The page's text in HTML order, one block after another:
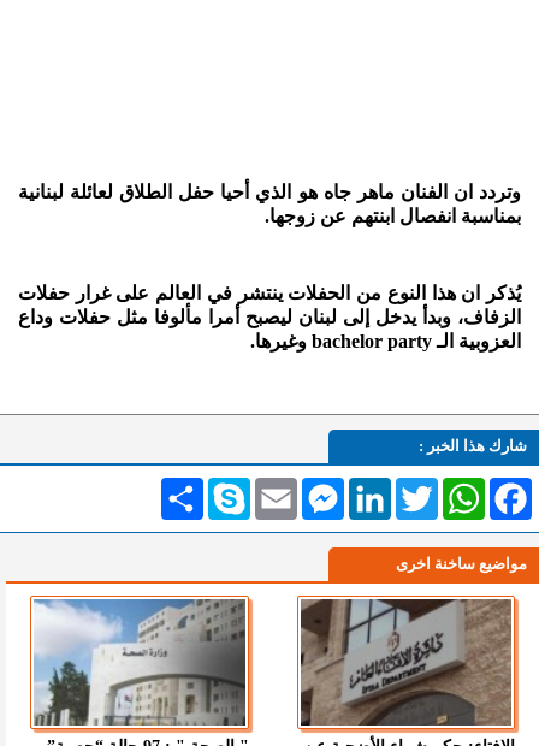
وتردد ان الفنان ماهر جاه هو الذي أحيا حفل الطلاق لعائلة لبنانية
بمناسبة انفصال ابنتهم عن زوجها.
يُذكر ان هذا النوع من الحفلات ينتشر في العالم على غرار حفلات
الزفاف، وبدأ يدخل إلى لبنان ليصبح أمرا مألوفا مثل حفلات وداع
العزوبية الـ bachelor party وغيرها.
شارك هذا الخبر :
انشر Skype Email
MessengerLinkedInTwitterWhatsAppFacebook
مواضيع ساخنة اخرى